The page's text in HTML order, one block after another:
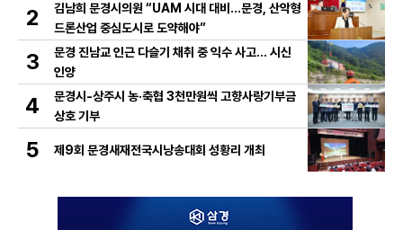
2
김남희 문경시의원 “UAM 시대 대비…문경, 산악형
드론산업 중심도시로 도약해야”
3
문경 진남교 인근 다슬기 채취 중 익수 사고… 시신
인양
4
문경시-상주시 농·축협 3천만원씩 고향사랑기부금
상호 기부
5 제9회 문경새재전국시낭송대회 성황리 개최